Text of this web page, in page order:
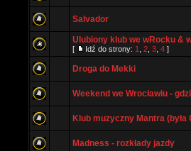
Salvador
Ulubiony klub we wRocku &
[ Idź do strony: 1 2 3 4 ]
Droga do Mekki
Weekend we Wrocławiu -
Klub muzyczny Mantra (była
Madness - rozkłady jazdy